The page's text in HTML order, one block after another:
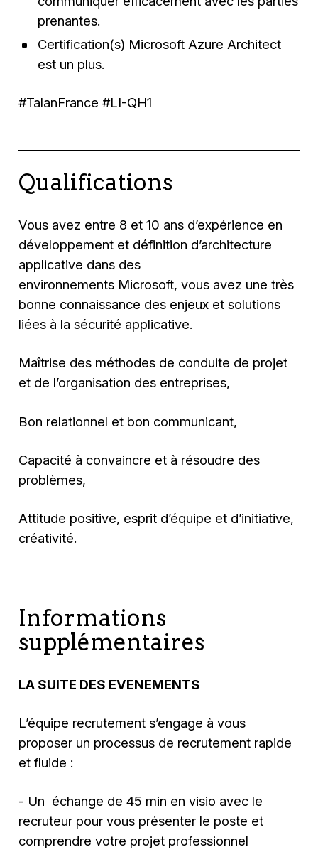
prenantes.
Certification(s) Microsoft Azure Architect
est un plus.
#TalanFrance #LI-QH1
Qualifications
Vous avez entre 8 et 10 ans d’expérience en
développement et définition d’architecture
applicative dans des
environnements Microsoft, vous avez une très
bonne connaissance des enjeux et solutions
liées à la sécurité applicative.​
Maîtrise des méthodes de conduite de projet
et de l’organisation des entreprises,
Bon relationnel et bon communicant,
Capacité à convaincre et à résoudre des
problèmes,
Attitude positive, esprit d’équipe et d’initiative,
créativité.
Informations
supplémentaires
LA SUITE DES EVENEMENTS
L’équipe recrutement s’engage à vous
proposer un processus de recrutement rapide
et fluide :
- Un échange de 45 min en visio avec le
recruteur pour vous présenter le poste et
comprendre votre projet professionnel